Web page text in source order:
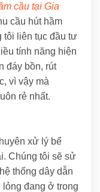
cầu tại Gia
cầu hút hầm
tôi liên tục đầu tư
tính năng hiện
đáy bồn, rút
vì vậy mà
luôn rẻ nhất.
xử lý bể
Chúng tôi sẽ sử
thống dây dẫn
lỏng đang ở trong